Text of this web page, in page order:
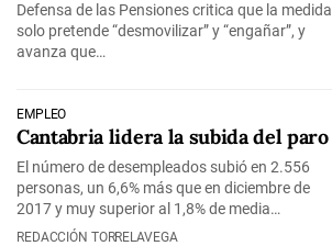
Defensa de las Pensiones critica que la medida
solo pretende “desmovilizar” y “engañar”, y
avanza que…
EMPLEO
Cantabria lidera la subida del paro
El número de desempleados subió en 2.556
personas, un 6,6% más que en diciembre de
2017 y muy superior al 1,8% de media…
REDACCIÓN TORRELAVEGA